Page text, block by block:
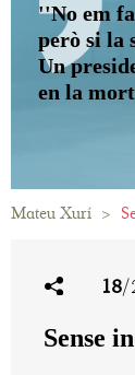
''No em
però si la
Un
en la
Mateu Xurí >
18/
Sense